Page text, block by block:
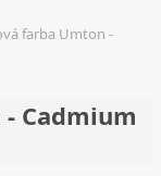
farba Umton -
Cadmium